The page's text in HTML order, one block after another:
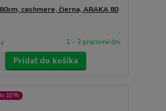
cashmere, čierna, ARAKA 80
1 - 3 pracovné dni
Pridať do košíka
10%